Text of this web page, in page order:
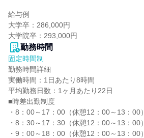
給与例
大学卒：286,000円
大学院卒：293,000円
勤務時間
固定時間制
勤務時間詳細
実働時間：1日あたり8時間
平均勤務日数：1ヶ月あたり22日
■時差出勤制度
・8：00～17：00（休憩12：00～13：00）
・8：30～17：30（休憩12：00～13：00）
・9：00～18：00（休憩12：00～13：00）